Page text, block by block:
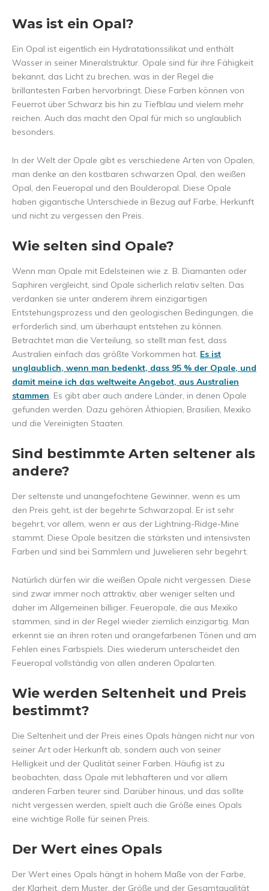
Was ist ein Opal?
Ein Opal ist eigentlich ein Hydratationssilikat und enthält
Wasser in seiner Mineralstruktur. Opale sind für ihre Fähigkeit
bekannt, das Licht zu brechen, was in der Regel die
brillantesten Farben hervorbringt. Diese Farben können von
Feuerrot über Schwarz bis hin zu Tiefblau und vielem mehr
reichen. Auch das macht den Opal für mich so unglaublich
besonders.
In der Welt der Opale gibt es verschiedene Arten von Opalen,
man denke an den kostbaren schwarzen Opal, den weißen
Opal, den Feueropal und den Boulderopal. Diese Opale
haben gigantische Unterschiede in Bezug auf Farbe, Herkunft
und nicht zu vergessen den Preis.
Wie selten sind Opale?
Wenn man Opale mit Edelsteinen wie z. B. Diamanten oder
Saphiren vergleicht, sind Opale sicherlich relativ selten. Das
verdanken sie unter anderem ihrem einzigartigen
Entstehungsprozess und den geologischen Bedingungen, die
erforderlich sind, um überhaupt entstehen zu können.
Betrachtet man die Verteilung, so stellt man fest, dass
Australien einfach das größte Vorkommen hat. Es ist
unglaublich, wenn man bedenkt, dass 95 % der Opale, und
damit meine ich das weltweite Angebot, aus Australien
stammen. Es gibt aber auch andere Länder, in denen Opale
gefunden werden. Dazu gehören Äthiopien, Brasilien, Mexiko
und die Vereinigten Staaten.
Sind bestimmte Arten seltener als
andere?
Der seltenste und unangefochtene Gewinner, wenn es um
den Preis geht, ist der begehrte Schwarzopal. Er ist sehr
begehrt, vor allem, wenn er aus der Lightning-Ridge-Mine
stammt. Diese Opale besitzen die stärksten und intensivsten
Farben und sind bei Sammlern und Juwelieren sehr begehrt.
Natürlich dürfen wir die weißen Opale nicht vergessen. Diese
sind zwar immer noch attraktiv, aber weniger selten und
daher im Allgemeinen billiger. Feueropale, die aus Mexiko
stammen, sind in der Regel wieder ziemlich einzigartig. Man
erkennt sie an ihren roten und orangefarbenen Tönen und am
Fehlen eines Farbspiels. Dies wiederum unterscheidet den
Feueropal vollständig von allen anderen Opalarten.
Wie werden Seltenheit und Preis
bestimmt?
Die Seltenheit und der Preis eines Opals hängen nicht nur von
seiner Art oder Herkunft ab, sondern auch von seiner
Helligkeit und der Qualität seiner Farben. Häufig ist zu
beobachten, dass Opale mit lebhafteren und vor allem
anderen Farben teurer sind. Darüber hinaus, und das sollte
nicht vergessen werden, spielt auch die Größe eines Opals
eine wichtige Rolle für seinen Preis.
Der Wert eines Opals
Der Wert eines Opals hängt in hohem Maße von der Farbe,
der Klarheit, dem Muster, der Größe und der Gesamtqualität